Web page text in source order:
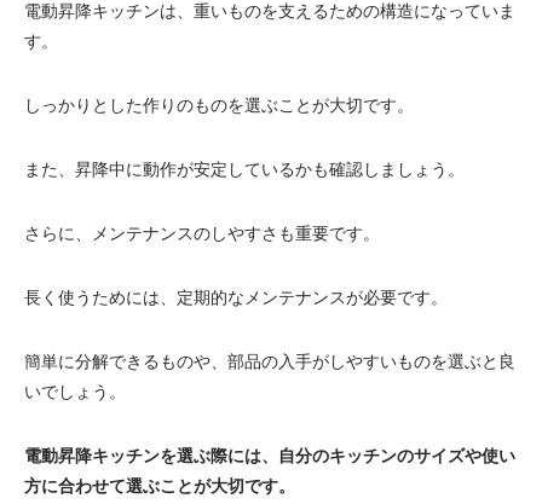
電動昇降キッチンは、重いものを支えるための構造になっていま
す。
しっかりとした作りのものを選ぶことが大切です。
また、昇降中に動作が安定しているかも確認しましょう。
さらに、メンテナンスのしやすさも重要です。
長く使うためには、定期的なメンテナンスが必要です。
簡単に分解できるものや、部品の入手がしやすいものを選ぶと良
いでしょう。
電動昇降キッチンを選ぶ際には、自分のキッチンのサイズや使い
方に合わせて選ぶことが大切です。